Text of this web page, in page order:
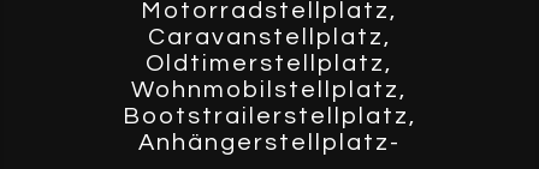
Motorradstellplatz,
Caravanstellplatz,
Oldtimerstellplatz,
Wohnmobilstellplatz,
Bootstrailerstellplatz,
Anhängerstellplatz-